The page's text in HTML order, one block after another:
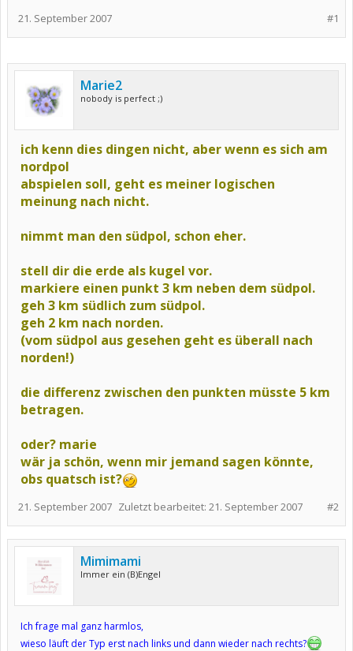
#1
21. September 2007
Marie2
nobody is perfect ;)
ich kenn dies dingen nicht, aber wenn es sich am
nordpol
abspielen soll, geht es meiner logischen
meinung nach nicht.
nimmt man den südpol, schon eher.
stell dir die erde als kugel vor.
markiere einen punkt 3 km neben dem südpol.
geh 3 km südlich zum südpol.
geh 2 km nach norden.
(vom südpol aus gesehen geht es überall nach
norden!)
die differenz zwischen den punkten müsste 5 km
betragen.
oder? marie
wär ja schön, wenn mir jemand sagen könnte,
obs quatsch ist?
#2
21. September 2007 Zuletzt bearbeitet: 21. September 2007
Mimimami
Immer ein (B)Engel
Ich frage mal ganz harmlos,
wieso läuft der Typ erst nach links und dann wieder nach rechts?